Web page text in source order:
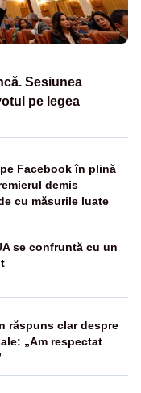
Sesiunea
pe legea
Facebook în plină
demis
cu măsurile luate
se confruntă cu un
răspuns clar despre
„Am respectat